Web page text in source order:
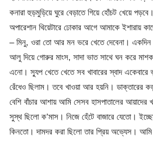
কনারা হুড়মুড়িয়ে ঘুরে বেড়াতে গিয়ে হোঁচট খেয়ে
অপারেশান থিয়েটারে ঢোকার আগে আমাকে ইশারায়
– মিনু, ওরা তো আর মন ভরে খেতে দেবেনা।
আলু দিয়ে গোরুর মাংস, সাদা ভাত সাথে ঘন করে
এনো। স্যুপ খেতে খেতে সব খাবারের স্বাদ
রেঁধেও ছিলাম। তবে খাওয়া আর হয়নি। ডাক্তারের
বেশি বাঁচার আশায় আমি সেসব হাসপাতালের আয়াদের
সুস্থ ছিলো ক’মাস। নিজে হেঁটে বাজারে যেতো।
কিনতো। দামদর করা ছিলো তার প্রিয় অভ্যেস।